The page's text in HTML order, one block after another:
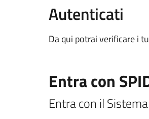
Autenticati
Da qui potrai verificare i
Entra con
Entra con il